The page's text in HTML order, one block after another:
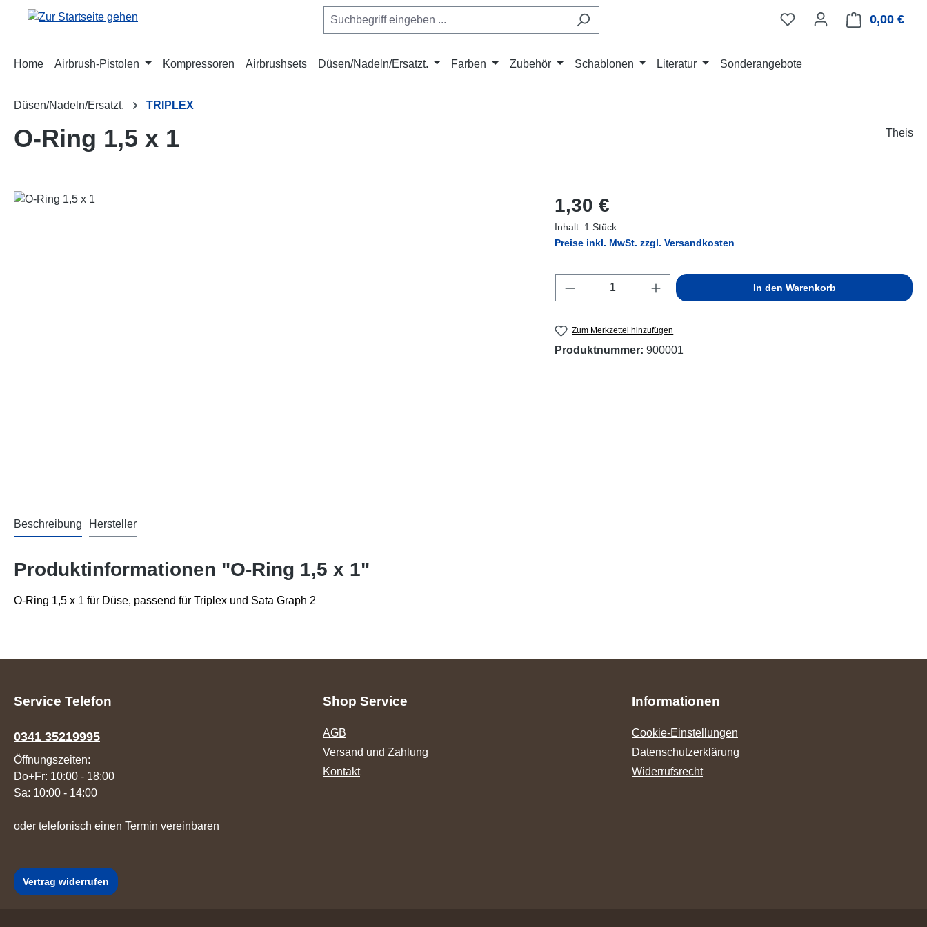
Hauptinhalt springen
Zur Suche springen
Zur Hauptnavigation springen 0,00 €
Home Airbrush-Pistolen Kompressoren Airbrushsets Düsen/Nadeln/Ersatzt. Farben Zubehör Schablonen Literatur Sonderangebote
Düsen/Nadeln/Ersatzt. TRIPLEX
O-Ring 1,5 x 1 Theis
Bildergalerie überspringen Regulärer Preis:
1,30 €
Inhalt: 1 Stück
Preise inkl. MwSt. zzgl. Versandkosten
Produkt Anzahl: Gib den gewünschten Wert ein
In den Warenkorb
Zum Merkzettel hinzufügen
Produktnummer: 900001
Beschreibung Hersteller
Produktinformationen "O-Ring 1,5 x 1"
O-Ring 1,5 x 1 für Düse, passend für Triplex und Sata Graph 2
Service Telefon
0341 35219995
Öffnungszeiten:
Do+Fr: 10:00 - 18:00
Sa: 10:00 - 14:00
oder telefonisch einen Termin vereinbaren
Vertrag widerrufen
Shop Service
AGB
Versand und Zahlung
Kontakt
Informationen
Cookie-Einstellungen
Datenschutzerklärung
Widerrufsrecht